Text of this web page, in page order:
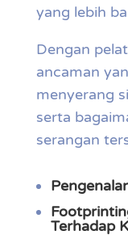
yang lebih
Dengan
ancaman
menyerang
serta
serangan
Terhadap